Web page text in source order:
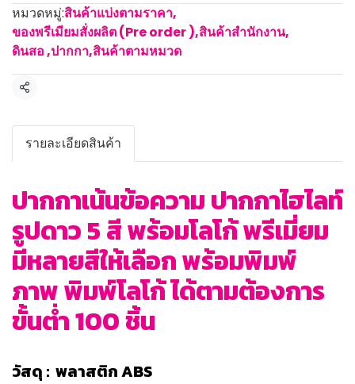
หมวดหมู่:สินค้าแบ่งตามราคา,
ของพรีเมียมสั่งผลิต (Pre order ),สินค้าสำนักงาน,
ดินสอ ,ปากกา,สินค้าตามหมวด
แชร์
รายละเอียดสินค้า
ปากกาเน้นข้อความ ปากกาไฮไลท์
รูปดาว 5 สี พร้อมโลโก้ พรีเมี่ยม
มีหลายสีให้เลือก พร้อมพิมพ์
ภาพ พิมพ์โลโก้ ได้ตามต้องการ
ขั้นต่ำ 100 ชิ้น
วัสดุ : พลาสติก ABS